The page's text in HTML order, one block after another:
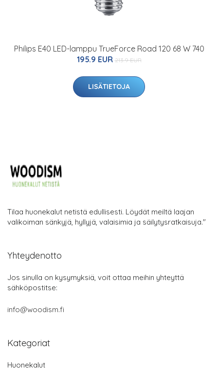
Philips E40 LED-lamppu TrueForce Road 120 68 W 740
195.9 EUR 213.9 EUR
LISÄTIETOJA
Tilaa huonekalut netistä edullisesti. Löydät meiltä laajan
valikoiman sänkyjä, hyllyjä, valaisimia ja säilytysratkaisuja."
Yhteydenotto
Jos sinulla on kysymyksiä, voit ottaa meihin yhteyttä
sähköpostitse:
info@woodism.fi
Kategoriat
Huonekalut